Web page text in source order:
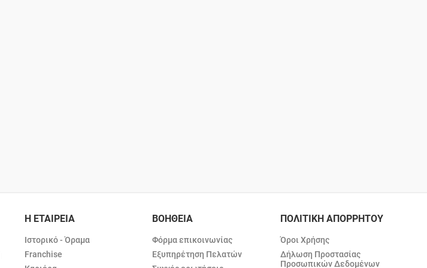
Η ΕΤΑΙΡΕΙΑ
Ιστορικό - Όραμα
Franchise
ΒΟΗΘΕΙΑ
Φόρμα επικοινωνίας
Εξυπηρέτηση Πελατών
ΠΟΛΙΤΙΚΗ ΑΠΟΡΡΗΤΟΥ
Όροι Χρήσης
Δήλωση Προστασίας
Προσωπικών Δεδομένων